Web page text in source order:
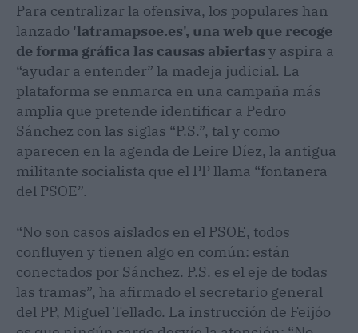
Para centralizar la ofensiva, los populares han
lanzado 'latramapsoe.es', una web que recoge
de forma gráfica las causas abiertas y aspira a
“ayudar a entender” la madeja judicial. La
plataforma se enmarca en una campaña más
amplia que pretende identificar a Pedro
Sánchez con las siglas “P.S.”, tal y como
aparecen en la agenda de Leire Díez, la antigua
militante socialista que el PP llama “fontanera
del PSOE”.
“No son casos aislados en el PSOE, todos
confluyen y tienen algo en común: están
conectados por Sánchez. P.S. es el eje de todas
las tramas”, ha afirmado el secretario general
del PP, Miguel Tellado. La instrucción de Feijóo